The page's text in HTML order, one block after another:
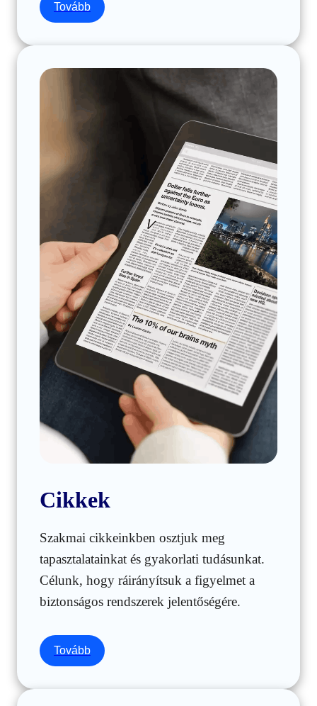
Tovább
Cikkek
Szakmai cikkeinkben osztjuk meg
tapasztalatainkat és gyakorlati tudásunkat.
Célunk, hogy ráirányítsuk a figyelmet a
biztonságos rendszerek jelentőségére.
Tovább